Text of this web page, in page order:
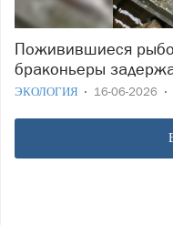
Поживившиеся рыбой в нерест на Белом озере
браконьеры
ЭКОЛОГИЯ 16-06-2026